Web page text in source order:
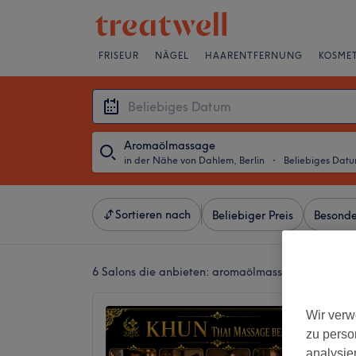
FRISEUR NÄGEL HAARENTFERNUNG
Aromaölmassage
in der Nähe von Dahlem, Berlin ・ Beliebiges
Sortieren nach Beliebiger Preis
6 Salons die anbieten: aromaölmassagen in der
Khun
4,9
Wir
zu